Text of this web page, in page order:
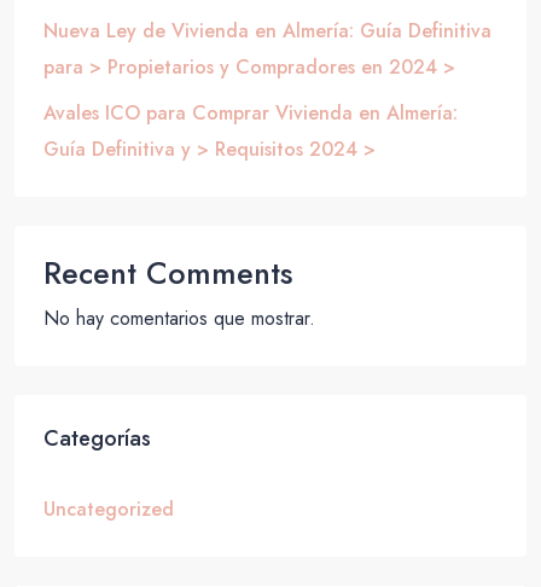
Nueva Ley de Vivienda en Almería: Guía Definitiva
para > Propietarios y Compradores en 2024 >
Avales ICO para Comprar Vivienda en Almería:
Guía Definitiva y > Requisitos 2024 >
Recent Comments
No hay comentarios que mostrar.
Categorías
Uncategorized